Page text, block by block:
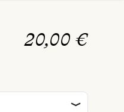
Prix
20,00 €